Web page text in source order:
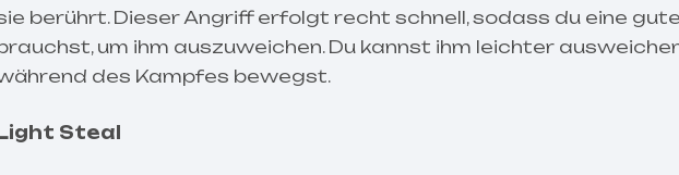
berührt. Dieser Angriff erfolgt recht schnell, sodass du eine
um ihm auszuweichen. Du kannst ihm leichter
des Kampfes bewegst.
Steal